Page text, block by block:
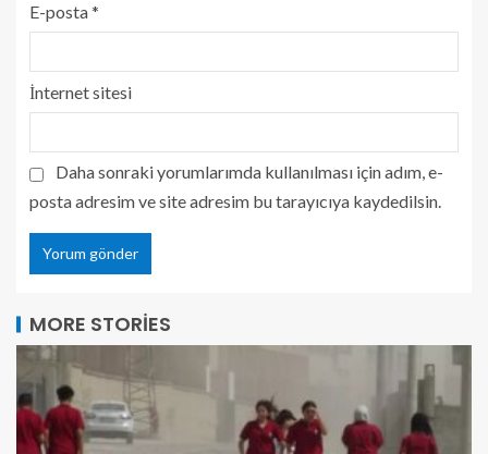
E-posta*
İnternet sitesi
Daha sonraki yorumlarımda kullanılması için adım, e-
posta adresim ve site adresim bu tarayıcıya kaydedilsin.
MORE STORIES